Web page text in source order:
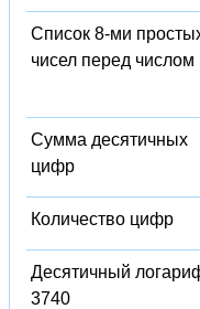
Список 8-ми
чисел перед числом
Сумма десятичных
цифр
Количество цифр
Десятичный
3740